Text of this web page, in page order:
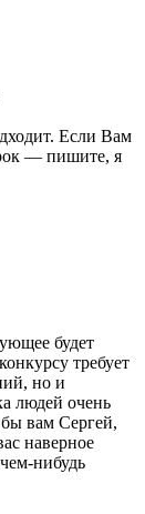
Если Вам
— пишите, я
будет
требует
но и
людей очень
вам Сергей,
наверное
нибудь